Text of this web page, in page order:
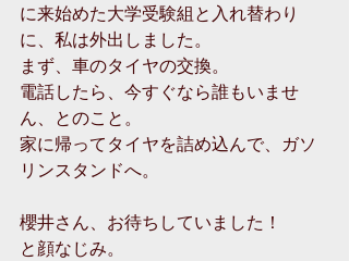
に来始めた大学受験組と入れ替わり
に、私は外出しました。
まず、車のタイヤの交換。
電話したら、今すぐなら誰もいませ
ん、とのこと。
家に帰ってタイヤを詰め込んで、ガソ
リンスタンドへ。
櫻井さん、お待ちしていました！
と顔なじみ。